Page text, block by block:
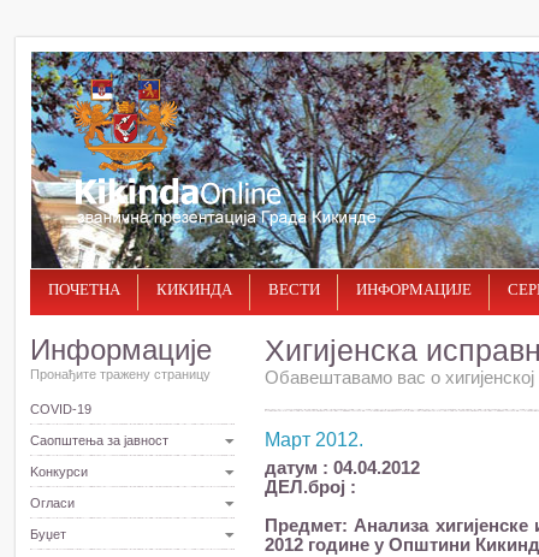
ПОЧЕТНА КИКИНДА ВЕСТИ ИНФОРМАЦИЈЕ
Информације
Пронађите тражену страницу
COVID-19
Саопштења за јавност
Kонкурси
Огласи
Буџет
Хигијенска
Обавештавамо вас о
Март 2012.
датум : 04.04.2012
ДЕЛ.број :
Предмет: Анализа
2012 године у Општини